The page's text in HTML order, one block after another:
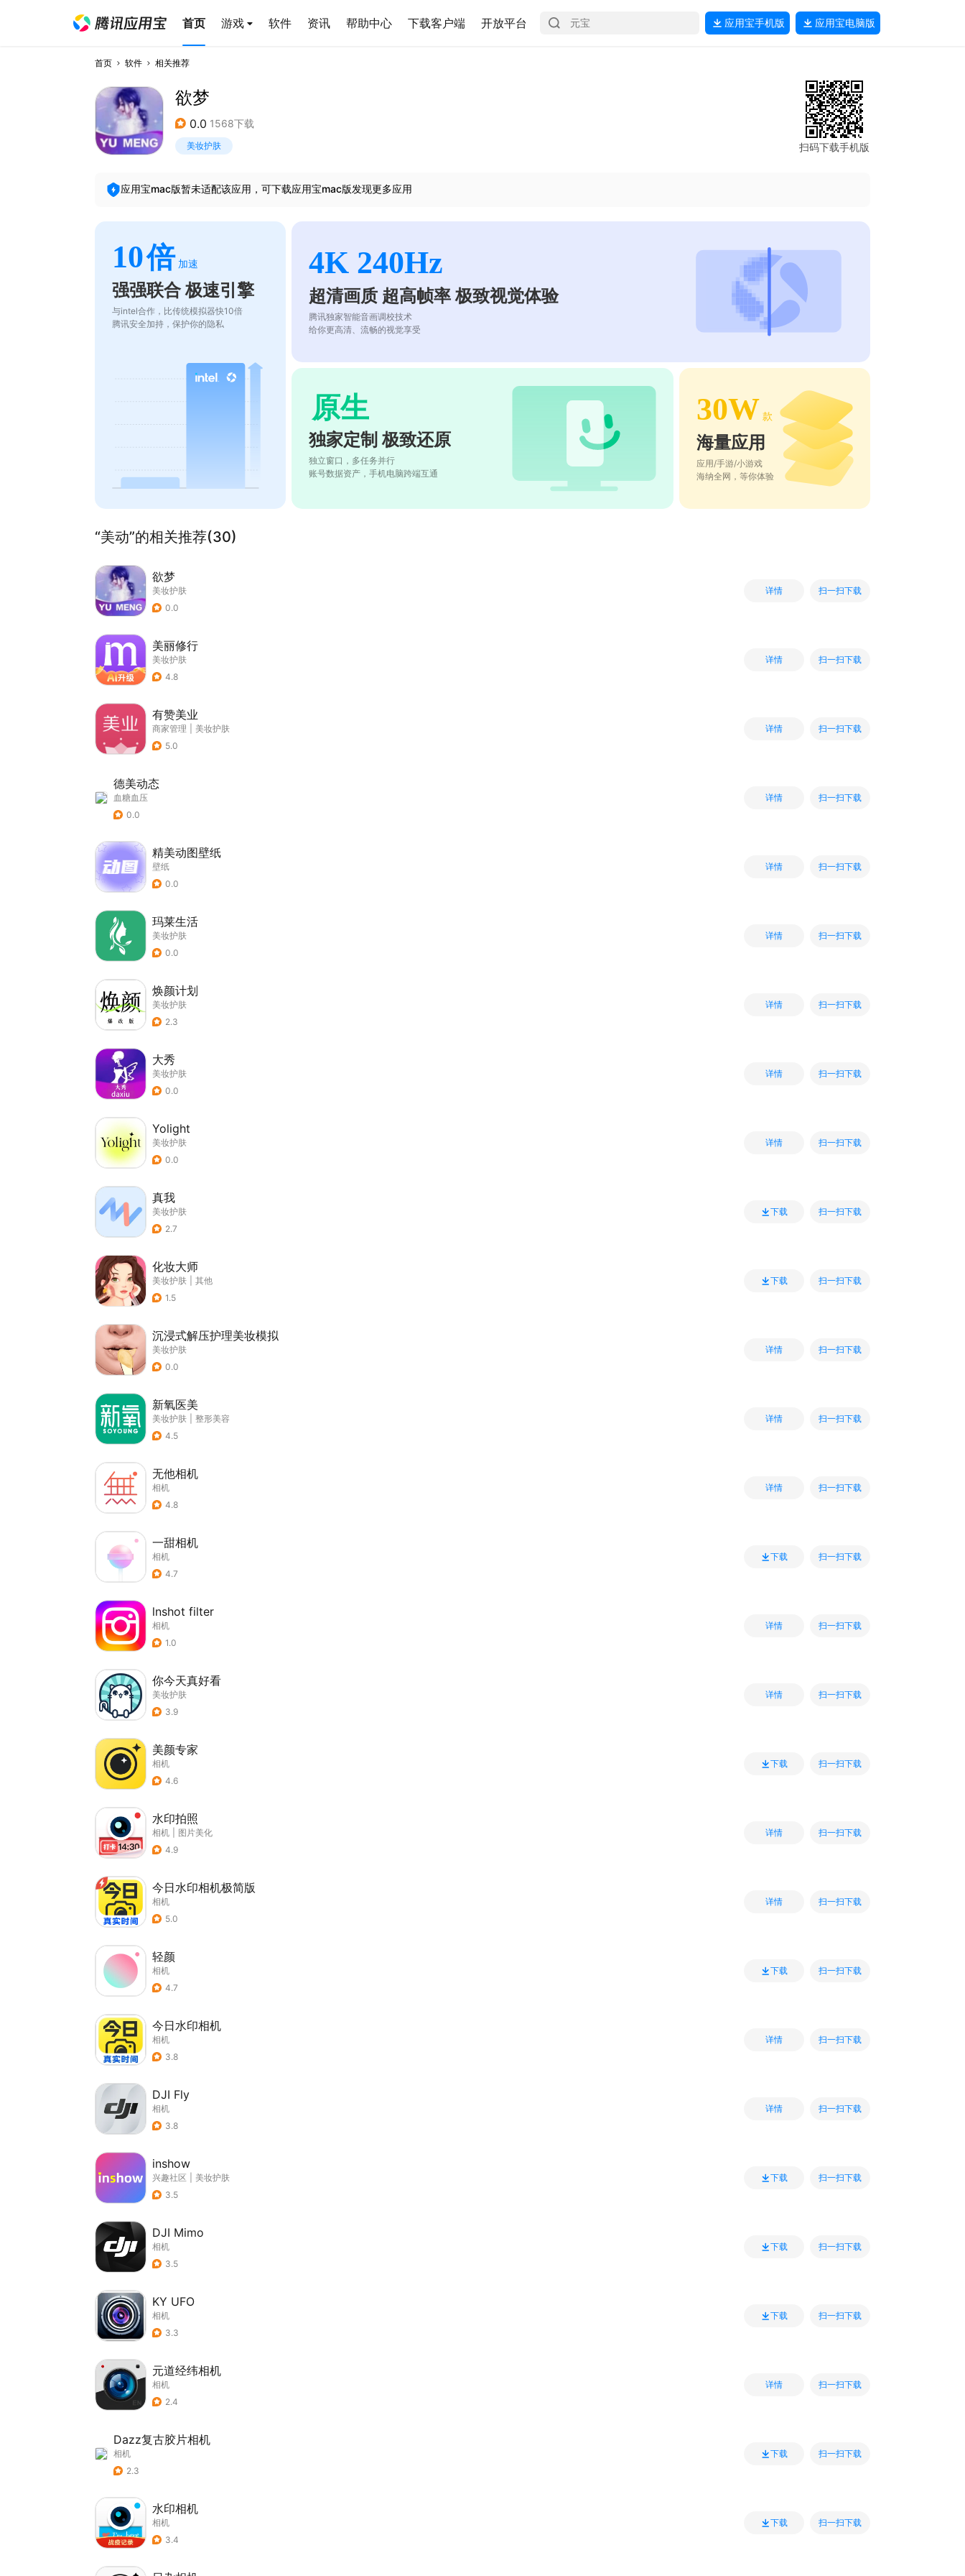
首页 游戏 软件 资讯 帮助中心 下载客户端 开放平台 应用宝手机版 应用宝电脑版
首页 软件 相关推荐
欲梦
0.0 1568下载
美妆护肤 扫码下载手机版
应用宝mac版暂未适配该应用，可下载应用宝mac版发现更多应用
10倍 加速
强强联合 极速引擎
与intel合作，比传统模拟器快10倍
腾讯安全加持，保护你的隐私
4K 240Hz
超清画质 超高帧率 极致视觉体验
腾讯独家智能音画调校技术
给你更高清、流畅的视觉享受
原生
独家定制 极致还原
独立窗口，多任务并行
账号数据资产，手机电脑跨端互通
30W 款
海量应用
应用/手游/小游戏
海纳全网，等你体验
“美动”的相关推荐(30)
欲梦
美妆护肤
0.0
详情 扫一扫下载
美丽修行
美妆护肤
4.8
详情 扫一扫下载
有赞美业
商家管理
美妆护肤
5.0
详情 扫一扫下载
德美动态
血糖血压
0.0
详情 扫一扫下载
精美动图壁纸
壁纸
0.0
详情 扫一扫下载
玛莱生活
美妆护肤
0.0
详情 扫一扫下载
焕颜计划
美妆护肤
2.3
详情 扫一扫下载
大秀
美妆护肤
0.0
详情 扫一扫下载
Yolight
美妆护肤
0.0
详情 扫一扫下载
真我
美妆护肤
2.7
下载 扫一扫下载
化妆大师
美妆护肤
其他
1.5
下载 扫一扫下载
沉浸式解压护理美妆模拟
美妆护肤
0.0
详情 扫一扫下载
新氧医美
美妆护肤
整形美容
4.5
详情 扫一扫下载
无他相机
相机
4.8
详情 扫一扫下载
一甜相机
相机
4.7
下载 扫一扫下载
lnshot filter
相机
1.0
详情 扫一扫下载
你今天真好看
美妆护肤
3.9
详情 扫一扫下载
美颜专家
相机
4.6
下载 扫一扫下载
水印拍照
相机
图片美化
4.9
详情 扫一扫下载
今日水印相机极简版
相机
5.0
详情 扫一扫下载
轻颜
相机
4.7
下载 扫一扫下载
今日水印相机
相机
3.8
详情 扫一扫下载
DJI Fly
相机
3.8
详情 扫一扫下载
inshow
兴趣社区
美妆护肤
3.5
下载 扫一扫下载
DJI Mimo
相机
3.5
下载 扫一扫下载
KY UFO
相机
3.3
下载 扫一扫下载
元道经纬相机
相机
2.4
详情 扫一扫下载
Dazz复古胶片相机
相机
2.3
下载 扫一扫下载
水印相机
相机
3.4
下载 扫一扫下载